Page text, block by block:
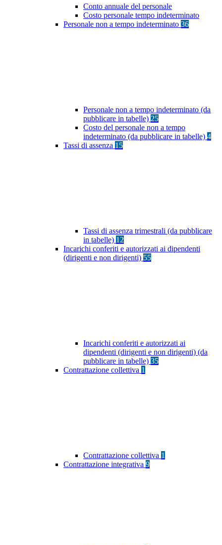
Conto annuale del personale
Costo personale tempo indeterminato
Personale non a tempo indeterminato 36
Personale non a tempo indeterminato (da
pubblicare in tabelle) 25
Costo del personale non a tempo
indeterminato (da pubblicare in tabelle) 4
Tassi di assenza 15
Tassi di assenza trimestrali (da pubblicare
in tabelle) 12
Incarichi conferiti e autorizzati ai dipendenti
(dirigenti e non dirigenti) 55
Incarichi conferiti e autorizzati ai
dipendenti (dirigenti e non dirigenti) (da
pubblicare in tabelle) 35
Contrattazione collettiva 1
Contrattazione collettiva 1
Contrattazione integrativa 9